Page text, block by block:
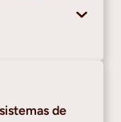
sistemas de